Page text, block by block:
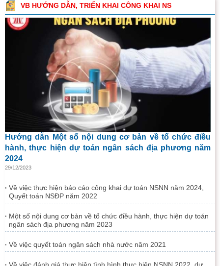
VB HƯỚNG DẪN, TRIỂN KHAI CÔNG KHAI NS
Hướng dẫn Một số nội dung cơ bản về tổ chức điều
hành, thực hiện dự toán ngân sách địa phương năm
2024
29/12/2023
Về việc thực hiện báo cáo công khai dự toán NSNN năm 2024,
Quyết toán NSĐP năm 2022
Một số nội dung cơ bản về tổ chức điều hành, thực hiện dự toán
ngân sách địa phương năm 2023
Về việc quyết toán ngân sách nhà nước năm 2021